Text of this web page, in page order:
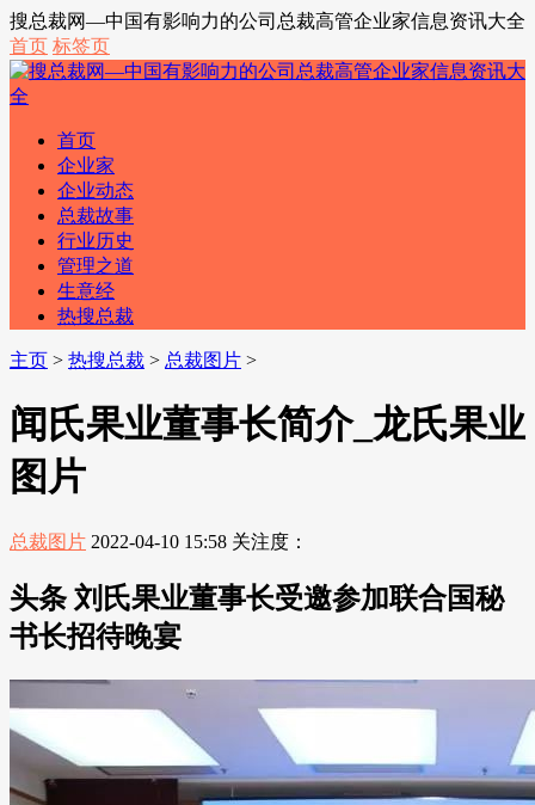
搜总裁网—中国有影响力的公司总裁高管企业家信息资讯大全
首页 标签页
首页
企业家
企业动态
总裁故事
行业历史
管理之道
生意经
热搜总裁
主页 > 热搜总裁 > 总裁图片 >
闻氏果业董事长简介_龙氏果业
图片
总裁图片 2022-04-10 15:58 关注度：
头条 刘氏果业董事长受邀参加联合国秘
书长招待晚宴